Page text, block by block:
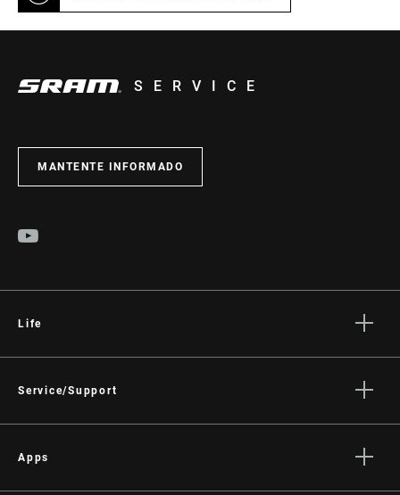
SERVICE
MANTENTE INFORMADO
Life
Cultura
Service/Support
Dealer Support
Apps